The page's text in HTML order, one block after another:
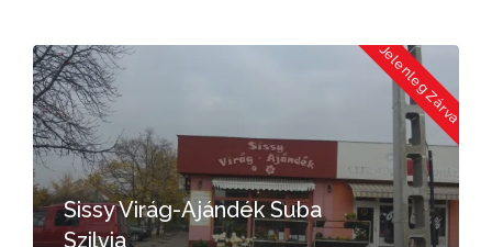
Jelenleg
Randi Virágüzlet